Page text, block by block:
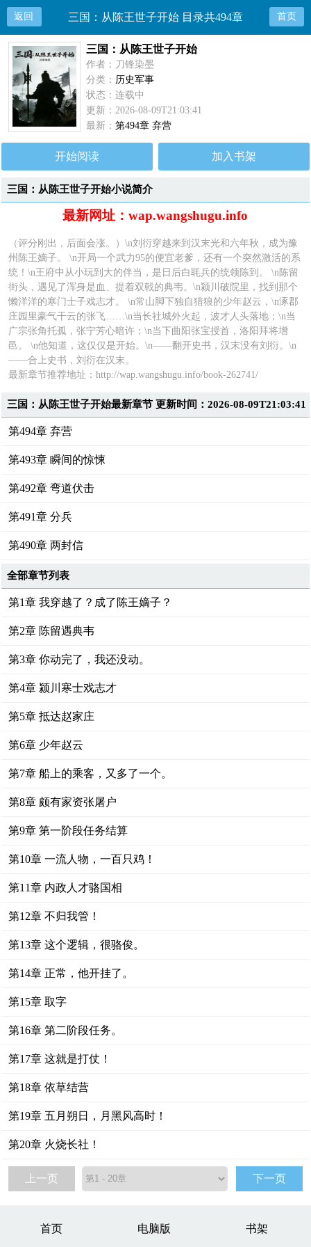
返回 三国：从陈王世子开始 目录共494章 首页
三国：从陈王世子开始
作者：刀锋染墨
分类： 历史军事
状态：连载中
更新：2026-08-09T21:03:41
最新：第494章 弃营
开始阅读 加入书架
三国：从陈王世子开始小说简介
最新网址：wap.wangshugu.info
（评分刚出，后面会涨。）\n刘衍穿越来到汉末光和六年秋，成为豫
州陈王嫡子。 \n开局一个武力95的便宜老爹，还有一个突然激活的系
统！\n王府中从小玩到大的伴当，是日后白毦兵的统领陈到。 \n陈留
街头，遇见了浑身是血、提着双戟的典韦。\n颍川破院里，找到那个
懒洋洋的寒门士子戏志才。 \n常山脚下独自猎狼的少年赵云，\n涿郡
庄园里豪气干云的张飞……\n当长社城外火起，波才人头落地；\n当
广宗张角托孤，张宁芳心暗许；\n当下曲阳张宝授首，洛阳拜将增
邑。 \n他知道，这仅仅是开始。\n——翻开史书，汉末没有刘衍。\n
——合上史书，刘衍在汉末。
最新章节推荐地址：http://wap.wangshugu.info/book-262741/
三国：从陈王世子开始最新章节 更新时间：2026-08-09T21:03:41
第494章 弃营
第493章 瞬间的惊悚
第492章 弯道伏击
第491章 分兵
第490章 两封信
全部章节列表
第1章 我穿越了？成了陈王嫡子？
第2章 陈留遇典韦
第3章 你动完了，我还没动。
第4章 颍川寒士戏志才
第5章 抵达赵家庄
第6章 少年赵云
第7章 船上的乘客，又多了一个。
第8章 颇有家资张屠户
第9章 第一阶段任务结算
第10章 一流人物，一百只鸡！
第11章 内政人才骆国相
第12章 不归我管！
第13章 这个逻辑，很骆俊。
第14章 正常，他开挂了。
第15章 取字
第16章 第二阶段任务。
第17章 这就是打仗！
第18章 依草结营
第19章 五月朔日，月黑风高时！
第20章 火烧长社！
上一页 下一页
首页 电脑版 书架